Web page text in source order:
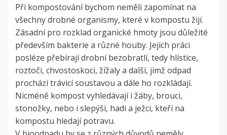
Při kompostování bychom neměli zapomínat na
všechny drobné organismy, které v kompostu žijí.
Zásadní pro rozklad organické hmoty jsou důležité
především bakterie a různé houby. Jejich práci
posléze přebírají drobní bezobratlí, tedy hlístice,
roztoči, chvostoskoci, žížaly a další, jimž odpad
prochází trávicí soustavou a dále ho rozkládají.
Nicméně kompost vyhledávají i žáby, brouci,
stonožky, nebo i slepýši, hadi a ježci, kteří na
kompostu hledají potravu.